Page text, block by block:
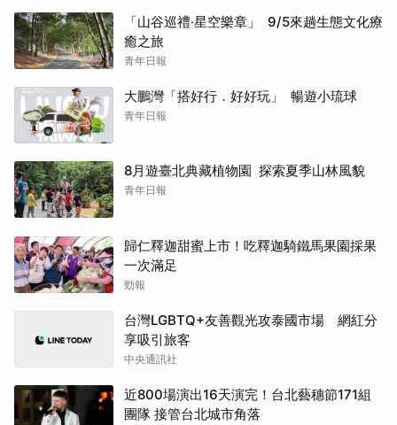
「山谷巡禮‧星空樂章」 9/5來趟生態文化療
癒之旅
青年日報
大鵬灣「搭好行．好好玩」 暢遊小琉球
青年日報
8月遊臺北典藏植物園 探索夏季山林風貌
青年日報
歸仁釋迦甜蜜上市！吃釋迦騎鐵馬果園採果
一次滿足
勁報
台灣LGBTQ+友善觀光攻泰國市場 網紅分
享吸引旅客
中央通訊社
近800場演出16天演完！台北藝穗節171組
團隊 接管台北城市角落